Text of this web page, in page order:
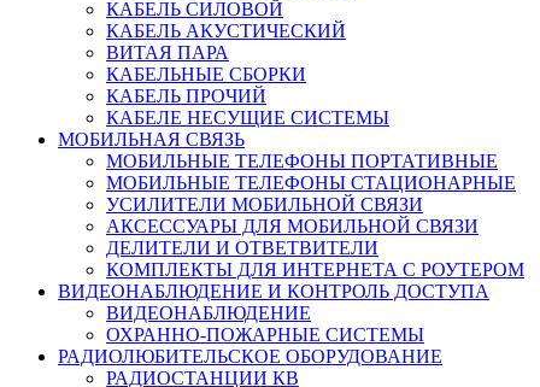
КАБЕЛЬ СИЛОВОЙ
КАБЕЛЬ АКУСТИЧЕСКИЙ
ВИТАЯ ПАРА
КАБЕЛЬНЫЕ СБОРКИ
КАБЕЛЬ ПРОЧИЙ
КАБЕЛЕ НЕСУЩИЕ СИСТЕМЫ
МОБИЛЬНАЯ СВЯЗЬ
МОБИЛЬНЫЕ ТЕЛЕФОНЫ ПОРТАТИВНЫЕ
МОБИЛЬНЫЕ ТЕЛЕФОНЫ СТАЦИОНАРНЫЕ
УСИЛИТЕЛИ МОБИЛЬНОЙ СВЯЗИ
АКСЕССУАРЫ ДЛЯ МОБИЛЬНОЙ СВЯЗИ
ДЕЛИТЕЛИ И ОТВЕТВИТЕЛИ
КОМПЛЕКТЫ ДЛЯ ИНТЕРНЕТА С РОУТЕРОМ
ВИДЕОНАБЛЮДЕНИЕ И КОНТРОЛЬ ДОСТУПА
ВИДЕОНАБЛЮДЕНИЕ
ОХРАННО-ПОЖАРНЫЕ СИСТЕМЫ
РАДИОЛЮБИТЕЛЬСКОЕ ОБОРУДОВАНИЕ
РАДИОСТАНЦИИ КВ